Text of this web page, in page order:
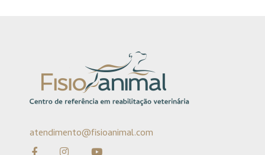
atendimento@fisioanimal.com